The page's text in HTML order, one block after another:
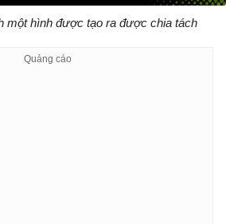
một hình được tạo ra được chia tách